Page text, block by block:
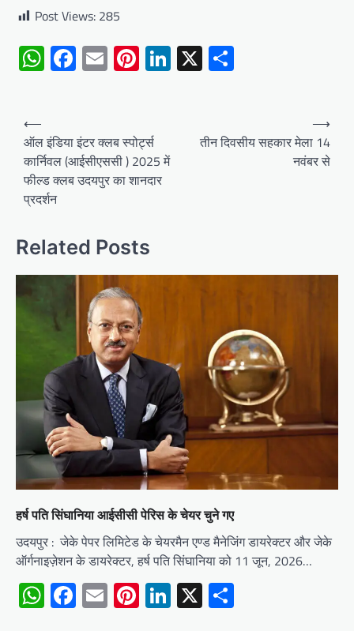
Post Views: 285
WhatsApp
Facebook
EmailPinterest
LinkedIn
X
Post
navigation
⟵
ऑल इंडिया इंटर क्लब स्पोर्ट्स
कार्निवल (आईसीएससी ) 2025 में
फील्ड क्लब उदयपुर का शानदार
प्रदर्शन
तीन दिवसीय सहकार मेला 14
नवंबर से
⟶
Related Posts
हर्ष पति सिंघानिया आईसीसी पेरिस के चेयर चुने गए
उदयपुर : जेके पेपर लिमिटेड के चेयरमैन एण्ड मैनेजिंग डायरेक्टर और जेके
ऑर्गनाइज़ेशन के डायरेक्टर, हर्ष पति सिंघानिया को 11 जून, 2026…
WhatsApp
Facebook
EmailPinterest
LinkedIn
X